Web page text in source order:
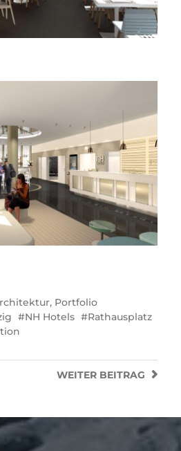
, Portfolio
NH Hotels
Rathausplatz
WEITER BEITRAG